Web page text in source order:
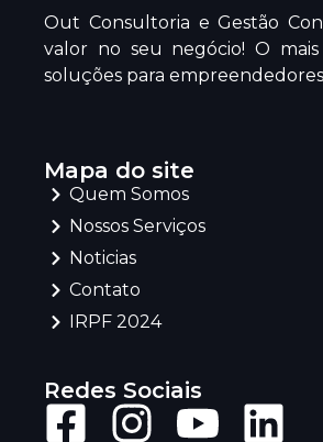
Out Consultoria e Gestão
valor no seu negócio! O
soluções para
Mapa do site
Quem Somos
Nossos Serviços
Noticias
Contato
IRPF 2024
Redes Sociais